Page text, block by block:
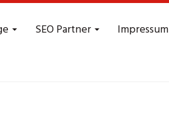
SEO Partner Impressum